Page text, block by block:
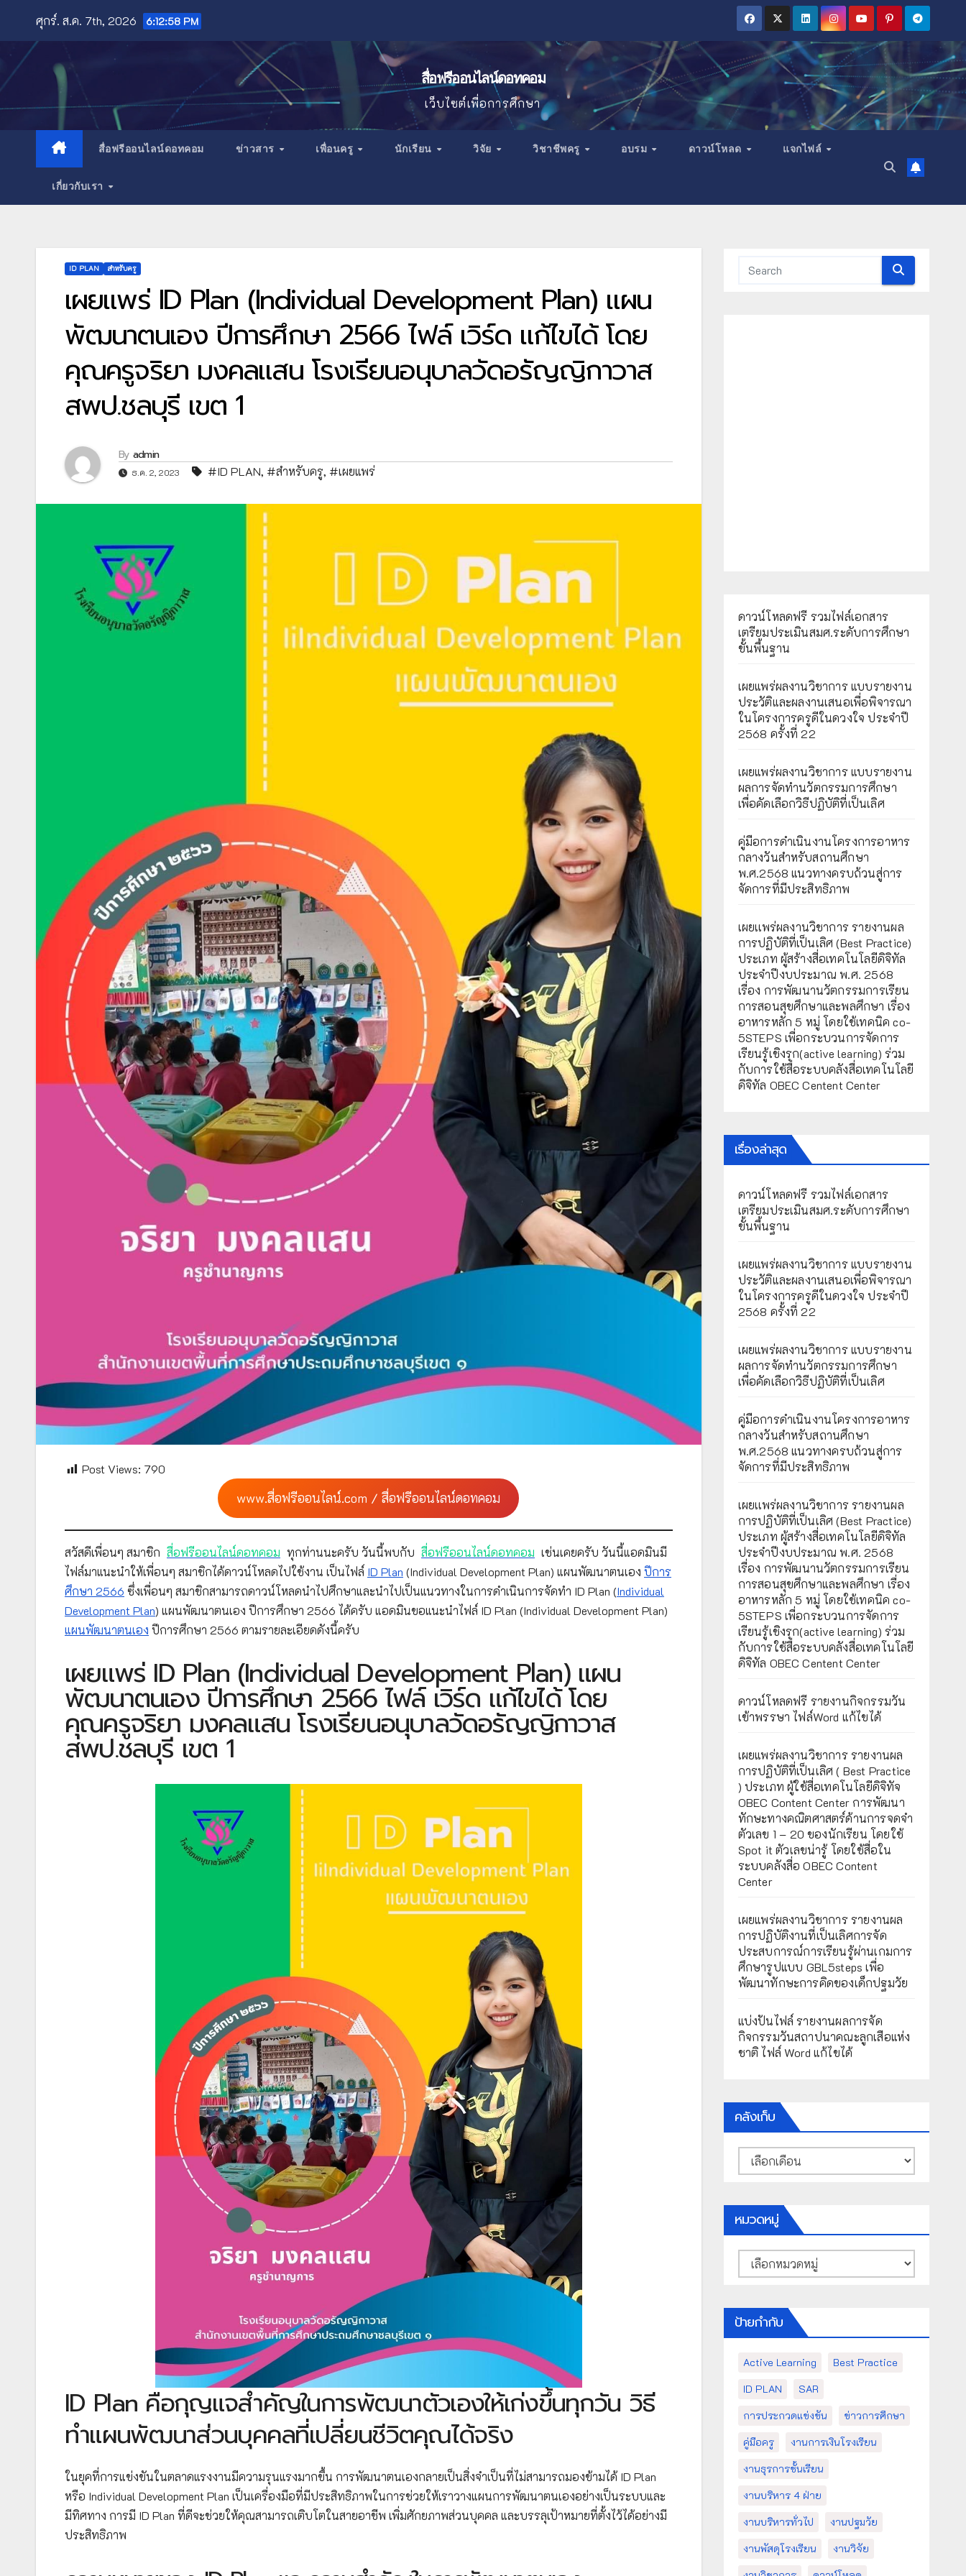
content
ศุกร์. ส.ค. 7th, 2026 6:13:00 PM
สื่อฟรีออนไลน์ดอทคอม
เว็บไซต์เพื่อการศึกษา
สื่อฟรีออนไลน์ดอทคอม ข่าวสาร เพื่อนครู นักเรียน วิจัย วิชาชีพครู อบรม ดาวน์โหลด แจกไฟล์
เกี่ยวกับเรา
ID PLAN สำหรับครู
เผยแพร่ ID Plan (Individual Development Plan) แผน
พัฒนาตนเอง ปีการศึกษา 2566 ไฟล์ เวิร์ด แก้ไขได้ โดย
คุณครูจริยา มงคลแสน โรงเรียนอนุบาลวัดอรัญญิกาวาส
สพป.ชลบุรี เขต 1
By admin
ธ.ค. 2, 2023 #ID PLAN, #สำหรับครู, #เผยแพร่
Post Views: 790
www.สื่อฟรีออนไลน์.com / สื่อฟรีออนไลน์ดอทคอม
สวัสดีเพื่อนๆ สมาชิก สื่อฟรีออนไลน์ดอทคอม ทุกท่านนะครับ วันนี้พบกับ สื่อฟรีออนไลน์ดอทคอม เช่นเคยครับ วันนี้แอดมินมี
ไฟล์มาแนะนำให้เพื่อนๆ สมาชิกได้ดาวน์โหลดไปใช้งาน เป็นไฟล์ ID Plan (Individual Development Plan) แผนพัฒนาตนเอง ปีการ
ศึกษา 2566 ซึ่งเพื่อนๆ สมาชิกสามารถดาวน์โหลดนำไปศึกษาและนำไปเป็นแนวทางในการดำเนินการจัดทำ ID Plan (Individual
Development Plan) แผนพัฒนาตนเอง ปีการศึกษา 2566 ได้ครับ แอดมินขอแนะนำไฟล์ ID Plan (Individual Development Plan)
แผนพัฒนาตนเอง ปีการศึกษา 2566 ตามรายละเอียดดังนี้ครับ
เผยแพร่ ID Plan (Individual Development Plan) แผน
พัฒนาตนเอง ปีการศึกษา 2566 ไฟล์ เวิร์ด แก้ไขได้ โดย
คุณครูจริยา มงคลแสน โรงเรียนอนุบาลวัดอรัญญิกาวาส
สพป.ชลบุรี เขต 1
ID Plan คือกุญแจสำคัญในการพัฒนาตัวเองให้เก่งขึ้นทุกวัน วิธี
ทำแผนพัฒนาส่วนบุคคลที่เปลี่ยนชีวิตคุณได้จริง
ในยุคที่การแข่งขันในตลาดแรงงานมีความรุนแรงมากขึ้น การพัฒนาตนเองกลายเป็นสิ่งจำเป็นที่ไม่สามารถมองข้ามได้ ID Plan
หรือ Individual Development Plan เป็นเครื่องมือที่มีประสิทธิภาพในการช่วยให้เราวางแผนการพัฒนาตนเองอย่างเป็นระบบและ
มีทิศทาง การมี ID Plan ที่ดีจะช่วยให้คุณสามารถเติบโตในสายอาชีพ เพิ่มศักยภาพส่วนบุคคล และบรรลุเป้าหมายที่ตั้งไว้ได้อย่างมี
ประสิทธิภาพ
ดาวน์โหลดฟรี รวมไฟล์เอกสาร
เตรียมประเมินสมศ.ระดับการศึกษา
ขั้นพื้นฐาน
เผยแพร่ผลงานวิชาการ แบบรายงาน
ประวัติและผลงานเสนอเพื่อพิจารณา
ในโครงการครูดีในดวงใจ ประจำปี
2568 ครั้งที่ 22
เผยแพร่ผลงานวิชาการ แบบรายงาน
ผลการจัดทำนวัตกรรมการศึกษา
เพื่อคัดเลือกวิธีปฏิบัติที่เป็นเลิศ
คู่มือการดำเนินงานโครงการอาหาร
กลางวันสำหรับสถานศึกษา
พ.ศ.2568 แนวทางครบถ้วนสู่การ
จัดการที่มีประสิทธิภาพ
เผยเเพร่ผลงานวิชาการ รายงานผล
การปฏิบัติที่เป็นเลิศ (Best Practice)
ประเภท ผู้สร้างสื่อเทคโนโลยีดิจิทัล
ประจำปีงบประมาณ พ.ศ. 2568
เรื่อง การพัฒนานวัตกรรมการเรียน
การสอนสุขศึกษาและพลศึกษา เรื่อง
อาหารหลัก 5 หมู่ โดยใช้เทคนิค co-
5STEPS เพื่อกระบวนการจัดการ
เรียนรู้เชิงรุก(active learning) ร่วม
กับการใช้สื่อระบบคลังสื่อเทคโนโลยี
ดิจิทัล OBEC Centent Center
เรื่องล่าสุด
ดาวน์โหลดฟรี รวมไฟล์เอกสาร
เตรียมประเมินสมศ.ระดับการศึกษา
ขั้นพื้นฐาน
เผยแพร่ผลงานวิชาการ แบบรายงาน
ประวัติและผลงานเสนอเพื่อพิจารณา
ในโครงการครูดีในดวงใจ ประจำปี
2568 ครั้งที่ 22
เผยแพร่ผลงานวิชาการ แบบรายงาน
ผลการจัดทำนวัตกรรมการศึกษา
เพื่อคัดเลือกวิธีปฏิบัติที่เป็นเลิศ
คู่มือการดำเนินงานโครงการอาหาร
กลางวันสำหรับสถานศึกษา
พ.ศ.2568 แนวทางครบถ้วนสู่การ
จัดการที่มีประสิทธิภาพ
เผยเเพร่ผลงานวิชาการ รายงานผล
การปฏิบัติที่เป็นเลิศ (Best Practice)
ประเภท ผู้สร้างสื่อเทคโนโลยีดิจิทัล
ประจำปีงบประมาณ พ.ศ. 2568
เรื่อง การพัฒนานวัตกรรมการเรียน
การสอนสุขศึกษาและพลศึกษา เรื่อง
อาหารหลัก 5 หมู่ โดยใช้เทคนิค co-
5STEPS เพื่อกระบวนการจัดการ
เรียนรู้เชิงรุก(active learning) ร่วม
กับการใช้สื่อระบบคลังสื่อเทคโนโลยี
ดิจิทัล OBEC Centent Center
ดาวน์โหลดฟรี รายงานกิจกรรมวัน
เข้าพรรษา ไฟล์Word แก้ไขได้
เผยแพร่ผลงานวิชาการ รายงานผล
การปฏิบัติที่เป็นเลิศ ( Best Practice
) ประเภท ผู้ใช้สื่อเทคโนโลยีดิจิทัจ
OBEC Content Center การพัฒนา
ทักษะทางคณิตศาสตร์ด้านการจดจำ
ตัวเลข 1 – 20 ของนักเรียน โดยใช้
Spot it ตัวเลขน่ารู้ โดยใช้สื่อใน
ระบบคลังสื่อ OBEC Content
Center
เผยแพร่ผลงานวิชาการ รายงานผล
การปฏิบัติงานที่เป็นเลิศการจัด
ประสบการณ์การเรียนรู้ผ่านเกมการ
ศึกษารูปแบบ GBL5steps เพื่อ
พัฒนาทักษะการคิดของเด็กปฐมวัย
แบ่งปันไฟล์ รายงานผลการจัด
กิจกรรมวันสถาปนาคณะลูกเสือแห่ง
ชาติ ไฟล์ Word แก้ไขได้
คลังเก็บ
คลัง
เก็บ
หมวดหมู่
หมวด
หมู่
ป้ายกำกับ
Active Learning
Best Practice
ID PLAN
SAR
การประกวดแข่งขัน
ข่าวการศึกษา
คู่มือครู
งานการเงินโรงเรียน
งานธุรการชั้นเรียน
งานบริหาร 4 ฝ่าย
งานบริหารทั่วไป
งานปฐมวัย
งานพัสดุโรงเรียน
งานวิจัย